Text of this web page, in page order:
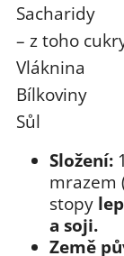
Sacharidy
– z toho
Vláknina
Bílkoviny
Sůl
Složení:
mrazem
stopy
a soji.
Země